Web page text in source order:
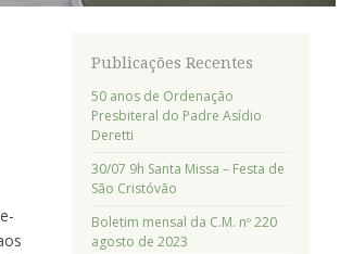
Publicações Recentes
50 anos de Ordenação
Presbiteral do Padre Asídio
Deretti
30/07 9h Santa Missa – Festa de
São Cristóvão
Boletim mensal da C.M. nº 220
agosto de 2023